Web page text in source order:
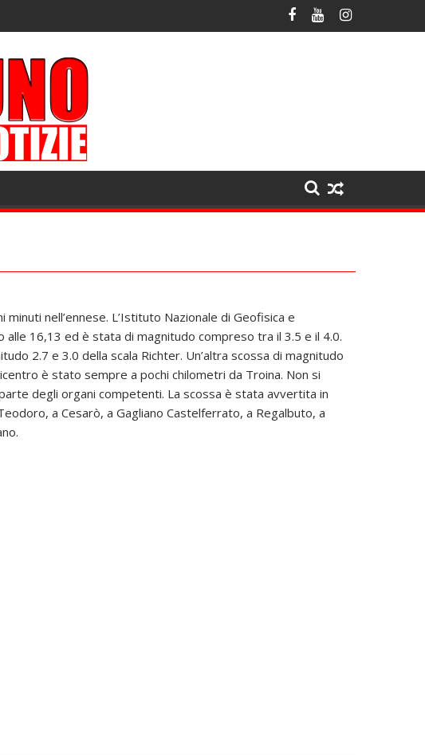
nell’ennese. L’Istituto Nazionale di Geofisica e
16,13 ed è stata di magnitudo compreso tra il 3.5 e il 4.0.
2.7 e 3.0 della scala Richter. Un’altra scossa di magnitudo
è stato sempre a pochi chilometri da Troina. Non si
degli organi competenti. La scossa è stata avvertita in
a Cesarò, a Gagliano Castelferrato, a Regalbuto, a